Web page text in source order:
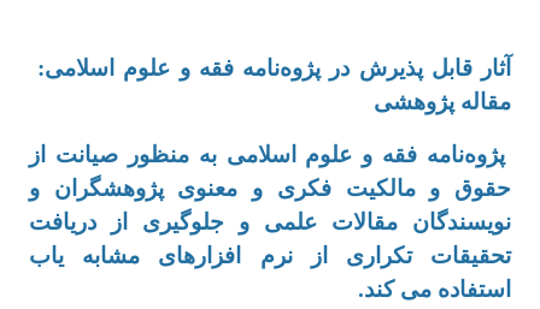
آثار قابل پذیرش در پژوه‌نامه فقه و علوم اسلامی:
مقاله پژوهشی
پژوه‌نامه فقه و علوم اسلامی به منظور صیانت از
حقوق و مالکیت فکری و معنوی پژوهشگران و
نویسندگان مقالات علمی و جلوگیری از دریافت
تحقیقات تکراری از نرم افزارهای مشابه یاب
استفاده می کند.